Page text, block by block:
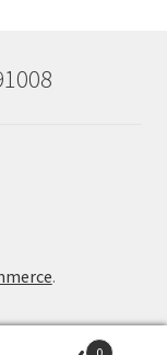
.